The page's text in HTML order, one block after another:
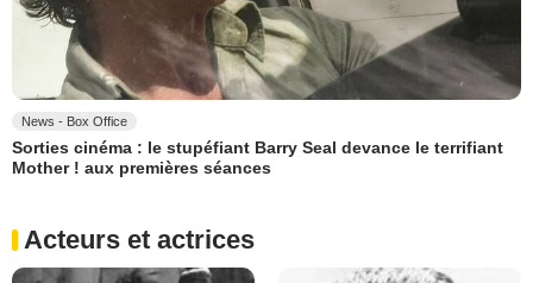
News - Box Office
Sorties cinéma : le stupéfiant Barry Seal devance le terrifiant
Mother ! aux premières séances
Acteurs et actrices